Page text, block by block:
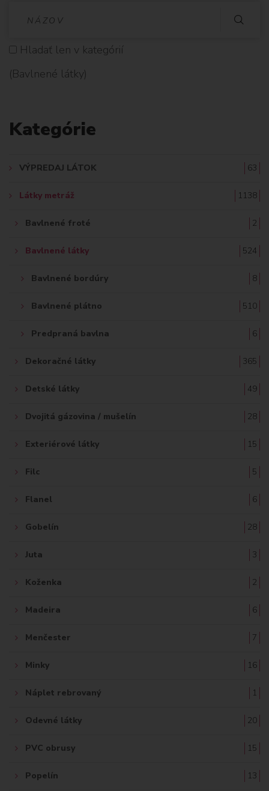
D
Hladať len v kategórií
(Bavlnené látky)
Kategórie
VÝPREDAJ LÁTOK 63
Látky metráž 1138
Bavlnené froté 2
Bavlnené látky 524
Bavlnené bordúry 8
Bavlnené plátno 510
Predpraná bavlna 6
Dekoračné látky 365
Detské látky 49
Dvojitá gázovina / mušelín 28
Exteriérové látky 15
Filc 5
Flanel 6
Gobelín 28
Juta 3
Koženka 2
Madeira 6
Menčester 7
Minky 16
Náplet rebrovaný 1
Odevné látky 20
PVC obrusy 15
Popelín 13